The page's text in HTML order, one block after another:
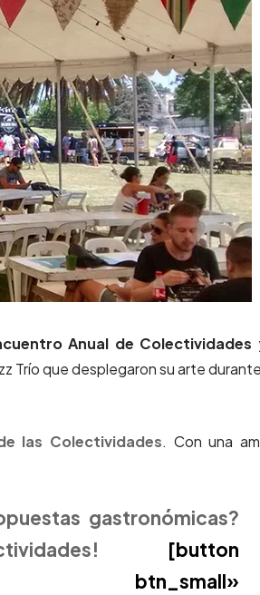
Anual de Colectividades
Trío que desplegaron su arte
las Colectividades. Con una
gastronómicas?
[button